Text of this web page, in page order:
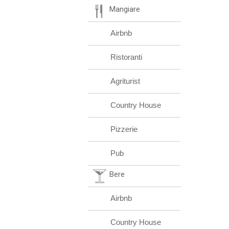
Mangiare
Airbnb
Ristoranti
Agriturist
Country House
Pizzerie
Pub
Bere
Airbnb
Country House